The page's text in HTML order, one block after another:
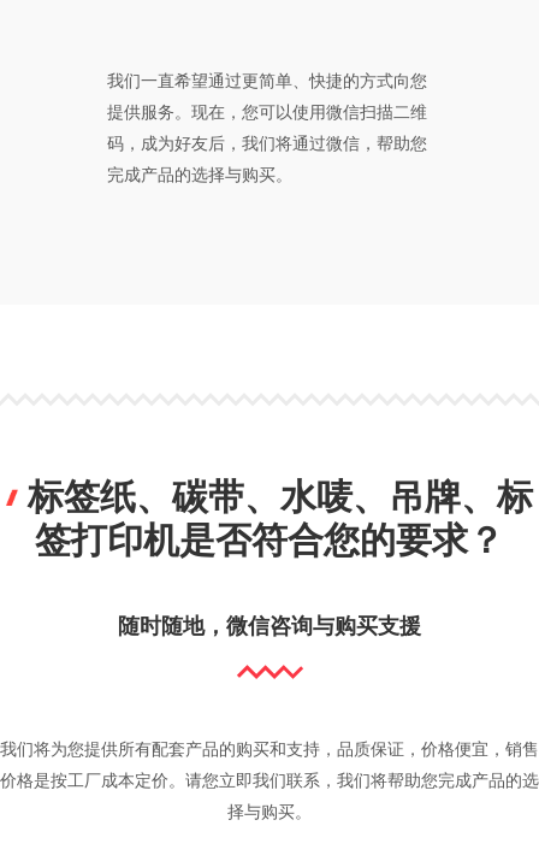
我们一直希望通过更简单、快捷的方式向您
提供服务。现在，您可以使用微信扫描二维
码，成为好友后，我们将通过微信，帮助您
完成产品的选择与购买。
标签纸、碳带、水唛、吊牌、标
签打印机是否符合您的要求？
随时随地，微信咨询与购买支援
我们将为您提供所有配套产品的购买和支持，品质保证，价格便宜，销售
价格是按工厂成本定价。请您立即我们联系，我们将帮助您完成产品的选
择与购买。